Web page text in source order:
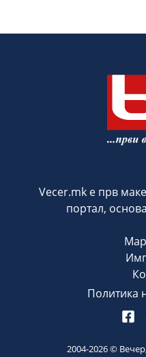
Vecer.mk е прв
портал,
Политика
2004-2026©